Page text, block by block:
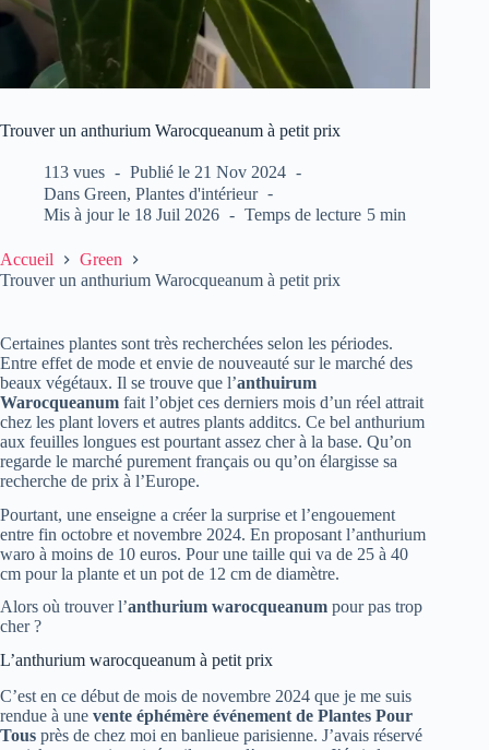
Trouver un anthurium Warocqueanum à petit prix
113 vues Publié le 21 Nov 2024
Dans Green,Plantes d'intérieur
Mis à jour le 18 Juil 2026 Temps de lecture 5 min
Accueil
Green
Trouver un anthurium Warocqueanum à petit prix
Certaines plantes sont très recherchées selon les périodes.
Entre effet de mode et envie de nouveauté sur le marché des
beaux végétaux. Il se trouve que l’anthuirum
Warocqueanum fait l’objet ces derniers mois d’un réel attrait
chez les plant lovers et autres plants additcs. Ce bel anthurium
aux feuilles longues est pourtant assez cher à la base. Qu’on
regarde le marché purement français ou qu’on élargisse sa
recherche de prix à l’Europe.
Pourtant, une enseigne a créer la surprise et l’engouement
entre fin octobre et novembre 2024. En proposant l’anthurium
waro à moins de 10 euros. Pour une taille qui va de 25 à 40
cm pour la plante et un pot de 12 cm de diamètre.
Alors où trouver l’anthurium warocqueanum pour pas trop
cher ?
L’anthurium warocqueanum à petit prix
C’est en ce début de mois de novembre 2024 que je me suis
rendue à une vente éphémère événement de Plantes Pour
Tous près de chez moi en banlieue parisienne. J’avais réservé